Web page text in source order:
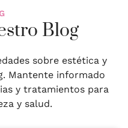
Blog
sobre estética y
Mantente informado
y tratamientos para
y salud.